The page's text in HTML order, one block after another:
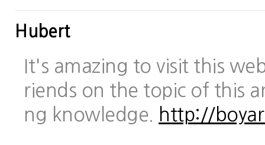
Hubert
It's amazing to visit this
riends on the topic of this
ng knowledge.
http://